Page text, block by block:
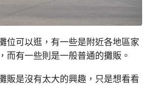
位可以逛，有一些是附近各地區家
而有一些則是一般普通的攤販。
販是沒有太大的興趣，只是想看看